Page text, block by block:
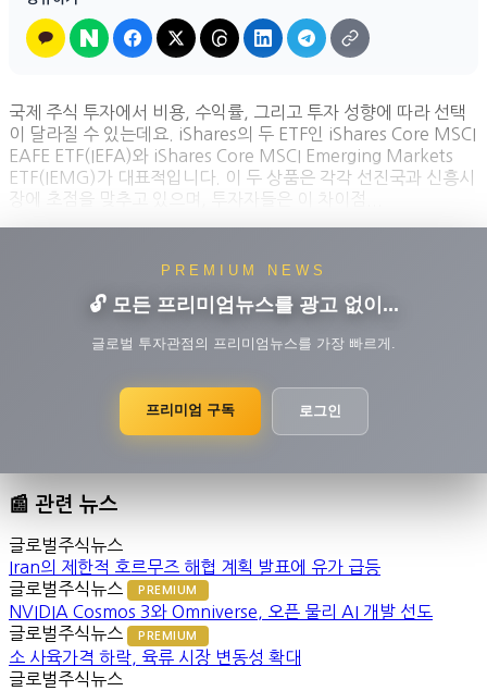
국제 주식 투자에서 비용, 수익률, 그리고 투자 성향에 따라 선택
이 달라질 수 있는데요. iShares의 두 ETF인 iShares Core MSCI
EAFE ETF(IEFA)와 iShares Core MSCI Emerging Markets
ETF(IEMG)가 대표적입니다. 이 두 상품은 각각 선진국과 신흥시
장에 초점을 맞추고 있으며, 투자자들은 이 차이점...
PREMIUM NEWS
🔓 모든 프리미엄뉴스를 광고 없이...
글로벌 투자관점의 프리미엄뉴스를 가장 빠르게.
프리미엄 구독 로그인
📰 관련 뉴스
글로벌주식뉴스
Iran의 제한적 호르무즈 해협 계획 발표에 유가 급등
글로벌주식뉴스
PREMIUM
NVIDIA Cosmos 3와 Omniverse, 오픈 물리 AI 개발 선도
글로벌주식뉴스
PREMIUM
소 사육가격 하락, 육류 시장 변동성 확대
글로벌주식뉴스